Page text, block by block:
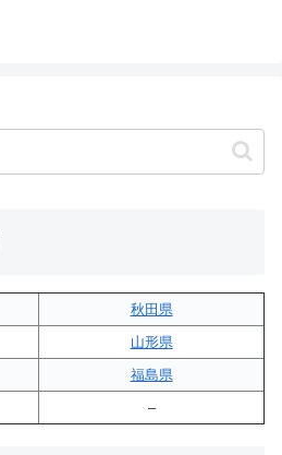
秋田県
山形県
福島県
–